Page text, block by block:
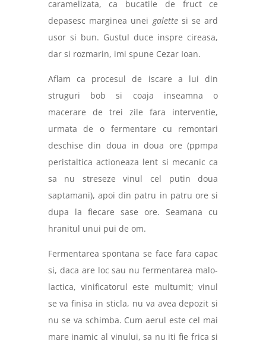
caramelizata, ca bucatile de fruct ce
depasesc marginea unei galettesi se ard
usor si bun. Gustul duce inspre cireasa,
dar si rozmarin, imi spune Cezar Ioan.
Aflam ca procesul de iscare a lui din
struguri bob si coaja inseamna o
macerare de trei zile fara interventie,
urmata de o fermentare cu remontari
deschise din doua in doua ore (ppmpa
peristaltica actioneaza lent si mecanic ca
sa nu streseze vinul cel putin doua
saptamani), apoi din patru in patru ore si
dupa la fiecare sase ore. Seamana cu
hranitul unui pui de om.
Fermentarea spontana se face fara capac
si, daca are loc sau nu fermentarea malo-
lactica, vinificatorul este multumit; vinul
se va finisa in sticla, nu va avea depozit si
nu se va schimba. Cum aerul este cel mai
mare inamic al vinului, sa nu iti fie frica si